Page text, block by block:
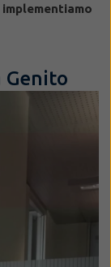
implementiamo
Genito